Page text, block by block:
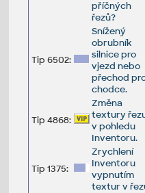
příčných
řezů?
Tip 6502:
Snížený
obrubník
silnice pro
vjezd nebo
přechod
chodce.
Tip 4868:
Změna
textury
v pohledu
Inventoru.
Tip 1375:
Zrychlení
Inventoru
vypnutím
textur v